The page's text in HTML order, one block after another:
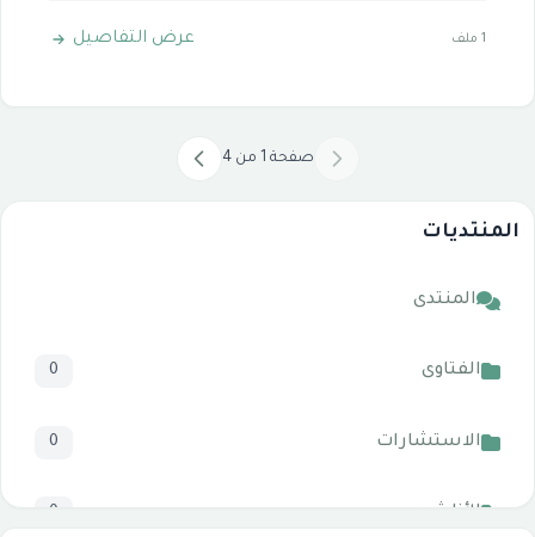
المنتديات
المنتدى
الفتاوى 0
الاستشارات 0
الأناشيد 0
1 ملف عرض التفاصيل
صفحة 1 من 4